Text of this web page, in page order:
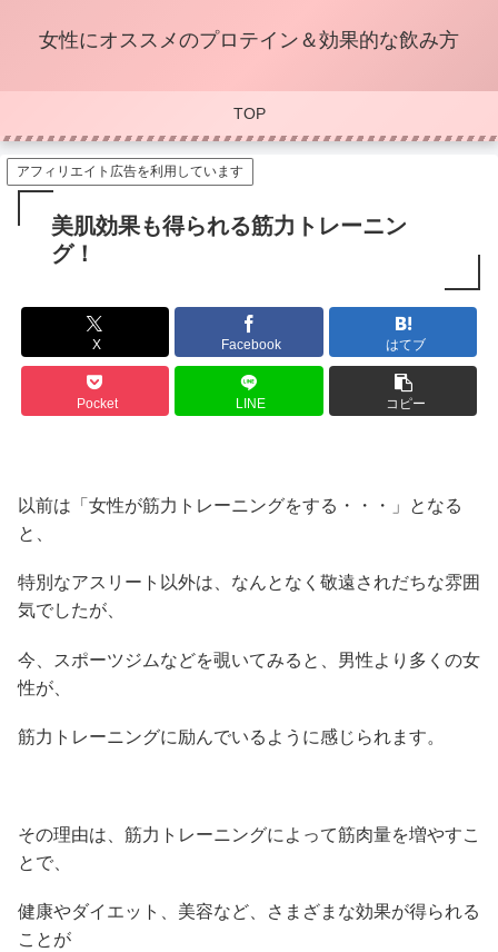
女性にオススメのプロテイン＆効果的な飲み方
TOP
アフィリエイト広告を利用しています
美肌効果も得られる筋力トレーニン
グ！
X Facebook はてブ
Pocket LINE コピー
以前は「女性が筋力トレーニングをする・・・」となる
と、
特別なアスリート以外は、なんとなく敬遠されだちな雰囲
気でしたが、
今、スポーツジムなどを覗いてみると、男性より多くの女
性が、
筋力トレーニングに励んでいるように感じられます。
その理由は、筋力トレーニングによって筋肉量を増やすこ
とで、
健康やダイエット、美容など、さまざまな効果が得られる
ことが